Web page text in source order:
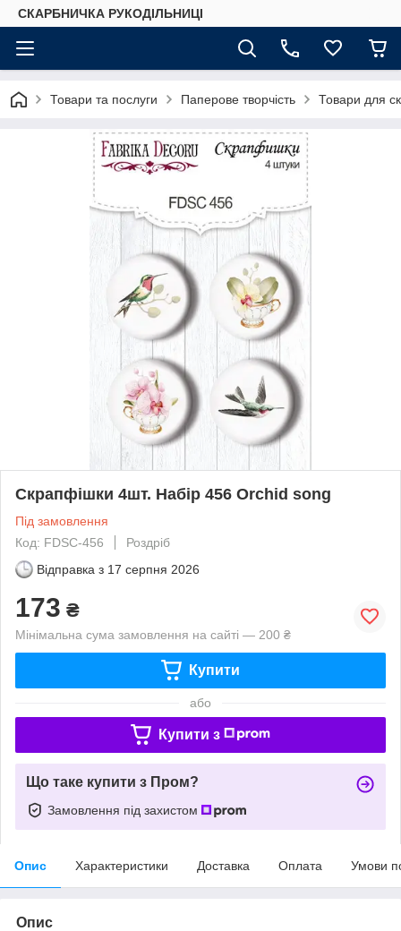
СКАРБНИЧКА РУКОДІЛЬНИЦІ
Товари та послуги Паперове творчість Товари для
Скрапфішки 4шт. Набір 456 Orchid song
Під замовлення
Код: FDSC-456
Роздріб
Відправка з 17 серпня 2026
173 ₴
Мінімальна сума замовлення на сайті — 200 ₴
Купити
або
Купити з
Що таке купити з Пром?
Замовлення під захистом
Опис Характеристики Доставка Оплата Умови
Опис